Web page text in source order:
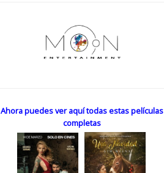
Ahora puedes ver aquí todas estas películas
completas